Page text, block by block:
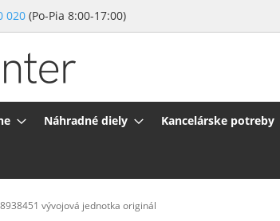
020 (Po-Pia 8:00-17:00)
Náhradné diely Kancelárske potreby
vývojová jednotka originál